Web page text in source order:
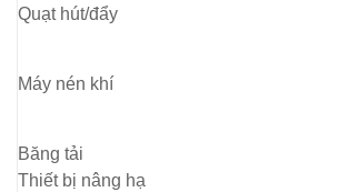
Quạt hút/đẩy
Máy nén khí
Băng tải
Thiết bị nâng hạ